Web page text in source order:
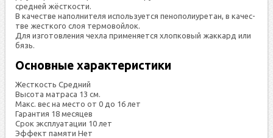
сред­ней жёс­ткос­ти.
В ка­чес­тве на­пол­ни­теля ис­поль­зу­ет­ся пенополиуретан, в ка­чес­
тве жес­тко­го слоя тер­мо­вой­лок.
Для из­го­тов­ле­ния чех­ла при­меня­ет­ся хлоп­ко­вый жак­кард или
бязь.
Основные характеристики
Жесткость Средний
Высота матраса 13 см.
Макс. вес на место от 0 до 16 лет
Гарантия 18 месяцев
Срок эксплуатации 10 лет
Эффект памяти Нет